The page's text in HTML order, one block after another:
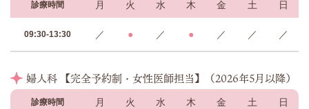
診療時間 月 火 水 木 金 土 日
09:30-13:30 ／ ● ／ ● ／ ／ ／
婦人科 【完全予約制・女性医師担当】（2026年5月以降）
診療時間 月 火 水 木 金 土 日